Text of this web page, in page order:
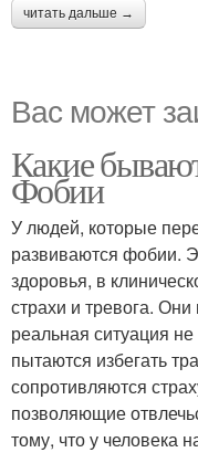
читать дальше →
Вас может
Какие
Фобии
У людей, которые
развиваются фобии.
здоровья, в
страхи и тревога. Они
реальная ситуация
пытаются избегать
сопротивляются
позволяющие
тому, что у человека